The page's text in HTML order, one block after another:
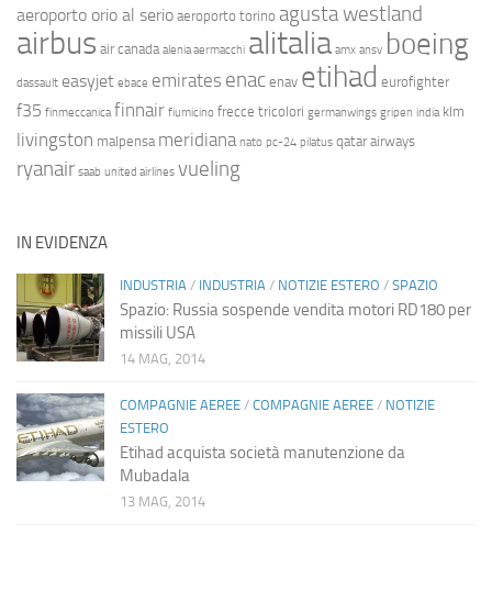
aeroporto orio al serio aeroporto torino agusta westland
airbus air canada alenia aermacchi alitalia amx ansv boeing
dassault easyjet ebace emirates enac enav etihad eurofighter
f35 finmeccanica finnair fiumicino frecce tricolori germanwings gripen india klm
livingston malpensa meridiana nato pc-24 pilatus qatar airways
ryanair saab united airlines vueling
IN EVIDENZA
INDUSTRIA / INDUSTRIA / NOTIZIE ESTERO / SPAZIO
Spazio: Russia sospende vendita motori RD180 per
missili USA
14 MAG, 2014
COMPAGNIE AEREE / COMPAGNIE AEREE / NOTIZIE
ESTERO
Etihad acquista società manutenzione da
Mubadala
13 MAG, 2014